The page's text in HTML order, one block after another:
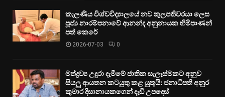
කැලණිය විශ්වවිද්‍යාලයේ නව කුලපතිවරයා ලෙස
පූජ්‍ය නාරම්පනාවේ ආනන්ද අනුනායක හිමිපාණන්
පත් කෙරේ
2026-07-03 0
මත්ද්‍රව්‍ය උදුරා දැමීමේ ජාතික සැලැස්මකට අනුව
සියලු ආයතන කටයුතු කළ යුතුයි: ජනාධිපති අනුර
කුමාර දිසානායකගෙන් දැඩි උපදෙස්